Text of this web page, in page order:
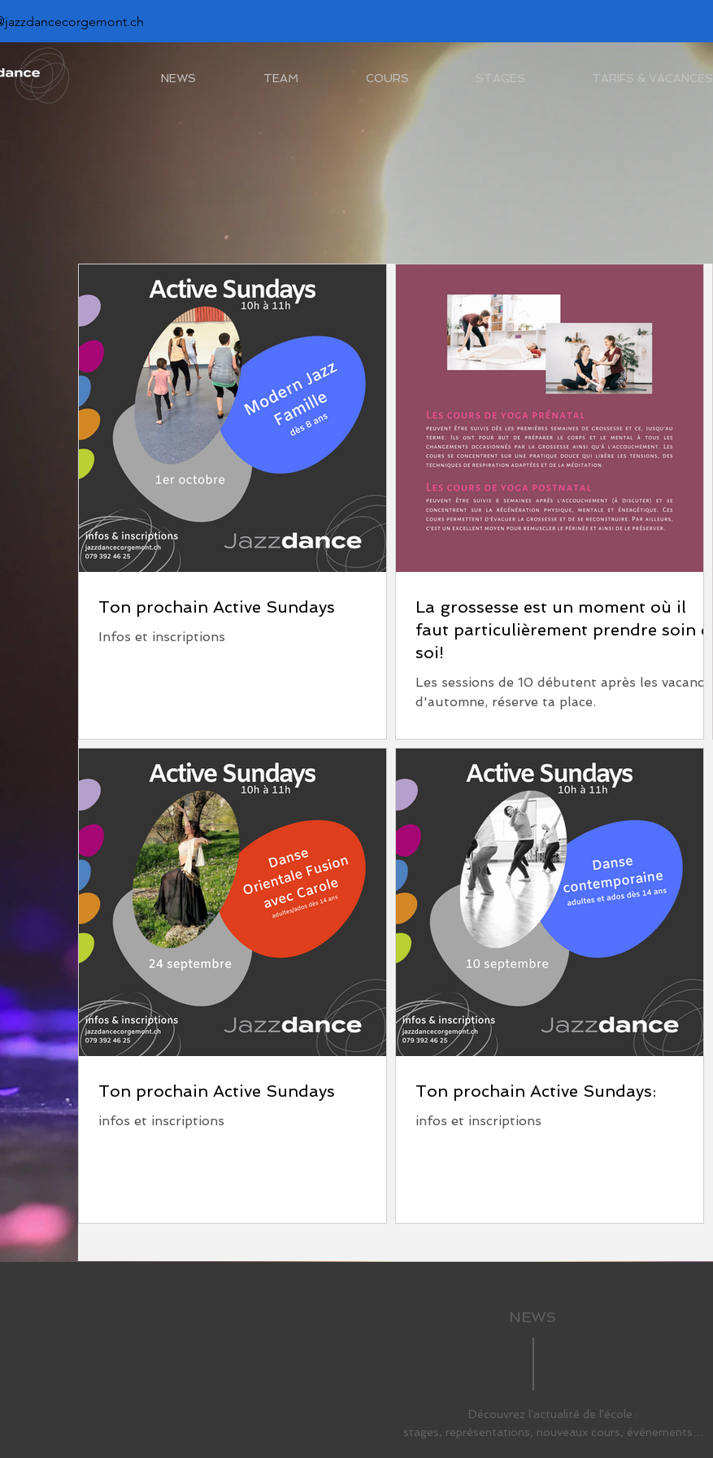
NEWS TEAM COURS STAGES TARIFS & VACANCES
Ton prochain Active Sundays
Infos et inscriptions
La grossesse est un moment où il
faut particulièrement prendre soin de
soi!
Les sessions de 10 débutent après les vacances
d'automne, réserve ta place.
Ton prochain Active Sundays
infos et inscriptions
Ton prochain Active Sundays:
infos et inscriptions
NEWS
Découvrez l'actualité de l'école :
stages, représentations, nouveaux cours, événements…